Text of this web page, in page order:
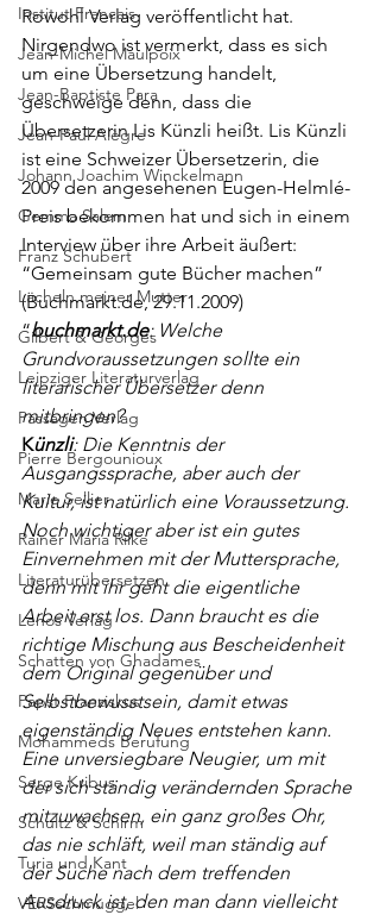
Institut Francais
Jean-Michel Maulpoix
Jean-Baptiste Para
Jean-Paul Alègre
Johann Joachim Winckelmann
Gemma Salem
Franz Schubert
Lächeln meiner Mutter
Gilbert & Georges
Leipziger Literaturverlag
Passagen Verlag
Pierre Bergounioux
Marie Sellier
Rainer Maria Rilke
Literaturübersetzen
Lenos Verlag
Schatten von Ghadames
Papst Franziskus
Mohammeds Berufung
Serge Kribus
Schultz & Schirm
Turia und Kant
VERSschmuggel
Rowohl Verlag veröffentlicht hat.
Nirgendwo ist vermerkt, dass es sich
um eine Übersetzung handelt,
geschweige denn, dass die
Übersetzerin Lis Künzli heißt. Lis Künzli
ist eine Schweizer Übersetzerin, die
2009 den angesehenen Eugen-Helmlé-
Preis bekommen hat und sich in einem
Interview über ihre Arbeit äußert:
“Gemeinsam gute Bücher machen”
(Buchmarkt.de, 29.11.2009)
“buchmarkt.de: Welche
Grundvoraussetzungen sollte ein
literarischer Übersetzer denn
mitbringen?
Künzli: Die Kenntnis der
Ausgangssprache, aber auch der
Kultur, ist natürlich eine Voraussetzung.
Noch wichtiger aber ist ein gutes
Einvernehmen mit der Muttersprache,
denn mit ihr geht die eigentliche
Arbeit erst los. Dann braucht es die
richtige Mischung aus Bescheidenheit
dem Original gegenüber und
Selbstbewusstsein, damit etwas
eigenständig Neues entstehen kann.
Eine unversiegbare Neugier, um mit
der sich ständig verändernden Sprache
mitzuwachsen, ein ganz großes Ohr,
das nie schläft, weil man ständig auf
der Suche nach dem treffenden
Ausdruck ist, den man dann vielleicht